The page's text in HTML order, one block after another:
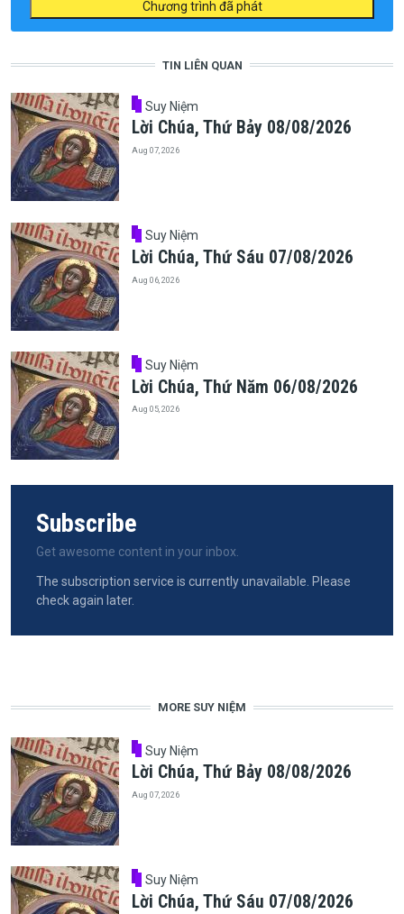
Chương trình đã phát
TIN LIÊN QUAN
Suy Niệm
Lời Chúa, Thứ Bảy 08/08/2026
Aug 07, 2026
Suy Niệm
Lời Chúa, Thứ Sáu 07/08/2026
Aug 06, 2026
Suy Niệm
Lời Chúa, Thứ Năm 06/08/2026
Aug 05, 2026
Subscribe
Get awesome content in your inbox.
The subscription service is currently unavailable. Please
check again later.
MORE SUY NIỆM
Suy Niệm
Lời Chúa, Thứ Bảy 08/08/2026
Aug 07, 2026
Suy Niệm
Lời Chúa, Thứ Sáu 07/08/2026